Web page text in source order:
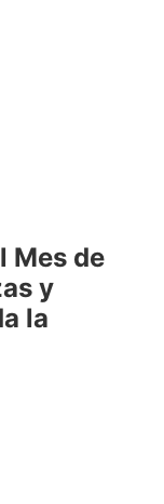
Mes de
y
la